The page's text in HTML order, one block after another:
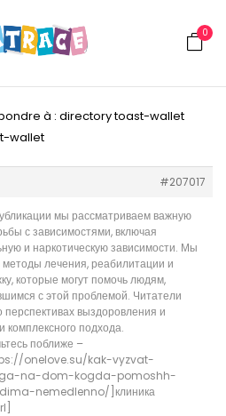
0
à : directory toast-wallet
wallet
#207017
мы рассматриваем важную
с зависимостями, включая
и наркотическую зависимости. Мы
лечения, реабилитации и
которые могут помочь людям,
с этой проблемой. Читатели
перспективах выздоровления и
комплексного подхода.
поближе –
onelove.su/kak-vyzvat-
na-dom-kogda-pomoshh-
nemedlenno/]клиника